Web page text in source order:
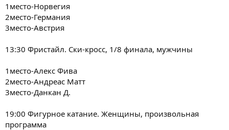
1место-Норвегия
2место-Германия
3место-Австрия
13:30 Фристайл. Ски-кросс, 1/8 финала, мужчины
1место-Алекс Фива
2место-Андреас Матт
3место-Данкан Д.
19:00 Фигурное катание. Женщины, произвольная
программа